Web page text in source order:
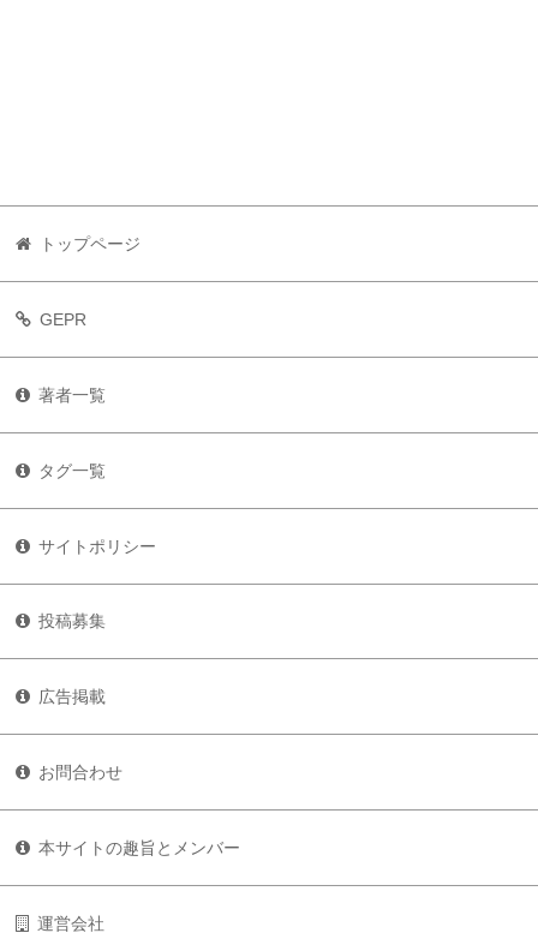
トップページ
GEPR
著者一覧
タグ一覧
サイトポリシー
投稿募集
広告掲載
お問合わせ
本サイトの趣旨とメンバー
運営会社